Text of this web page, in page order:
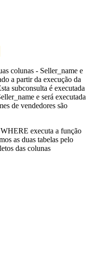
colunas - Seller_name e
a partir da execução da
subconsulta é executada
e será executada
de vendedores são
executa a função
as duas tabelas pelo
das colunas